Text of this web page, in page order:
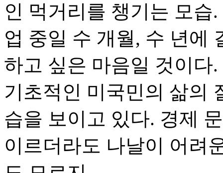
인 먹거리를 챙기는 모습
업 중일 수 개월, 수 년에
하고 싶은 마음일 것이다
기초적인 미국민의 삶의
습을 보이고 있다. 경제
이르더라도 나날이 어려